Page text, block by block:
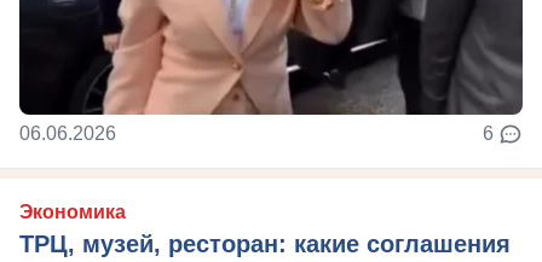
06.06.2026 6
Экономика
ТРЦ, музей, ресторан: какие соглашения